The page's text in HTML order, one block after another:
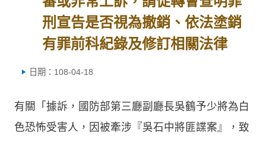
刑宣告是否視為撤銷、依法塗銷
有罪前科紀錄及修訂相關法律
日期：108-04-18
有關「據訴，國防部第三廳副廳長吳鶴予少將為白
色恐怖受害人，因被牽涉『吳石中將匪諜案』，致